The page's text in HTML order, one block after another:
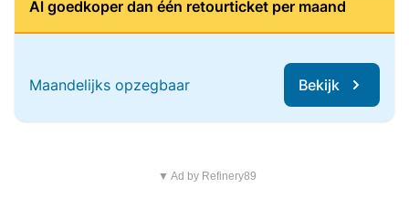
Al goedkoper dan één retourticket per maand
Maandelijks opzegbaar Bekijk
▼ Ad by Refinery89